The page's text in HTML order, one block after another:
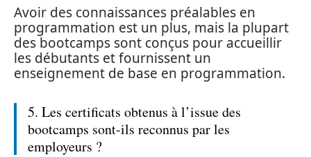
Avoir des connaissances préalables en
programmation est un plus, mais la plupart
des bootcamps sont conçus pour accueillir
les débutants et fournissent un
enseignement de base en programmation.
5. Les certificats obtenus à l’issue des
bootcamps sont-ils reconnus par les
employeurs ?